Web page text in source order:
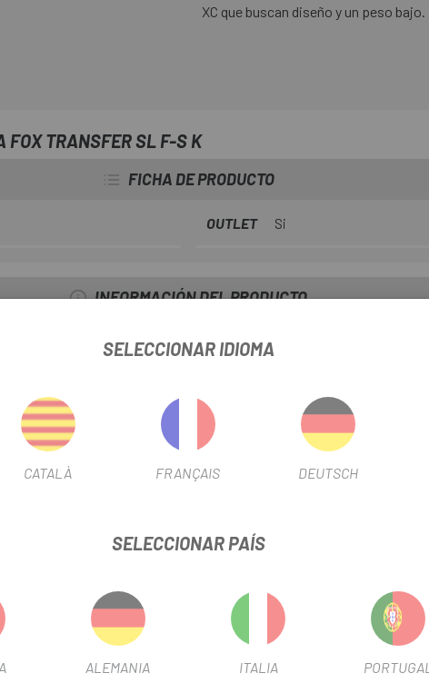
XC que buscan diseño y un peso bajo.
FOX TRANSFER SL F-S K
FICHA DE PRODUCTO
OUTLET Si
INFORMACIÓN DEL PRODUCTO
que prefieren cuadros con una altura de voladizo baja
tamaño pequeño
SELECCIONAR IDIOMA
CATALÀ FRANÇAIS DEUTSCH
SELECCIONAR PAÍS
ALEMANIA ITALIA PORTUGAL